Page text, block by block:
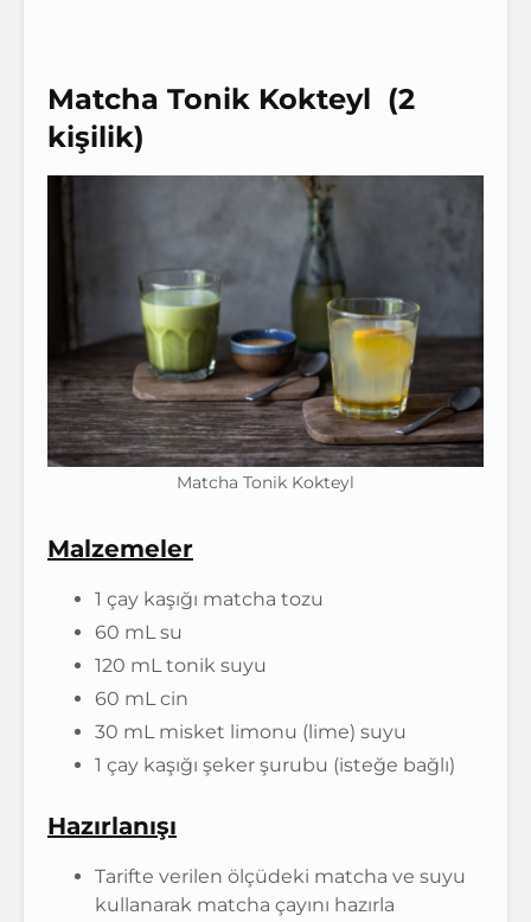
Matcha Tonik Kokteyl (2
kişilik)
Matcha Tonik Kokteyl
Malzemeler
1 çay kaşığı matcha tozu
60 mL su
120 mL tonik suyu
60 mL cin
30 mL misket limonu (lime) suyu
1 çay kaşığı şeker şurubu (isteğe bağlı)
Hazırlanışı
Tarifte verilen ölçüdeki matcha ve suyu
kullanarak matcha çayını hazırla